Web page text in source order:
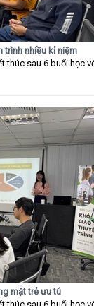
trình nhiều kỉ niệm
thúc sau 6 buổi học
mặt trẻ ưu tú